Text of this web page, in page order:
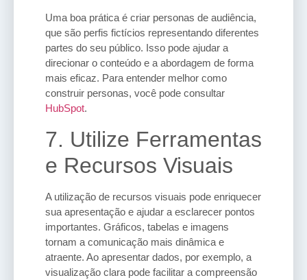
Uma boa prática é criar personas de audiência,
que são perfis fictícios representando diferentes
partes do seu público. Isso pode ajudar a
direcionar o conteúdo e a abordagem de forma
mais eficaz. Para entender melhor como
construir personas, você pode consultar
HubSpot.
7. Utilize Ferramentas
e Recursos Visuais
A utilização de recursos visuais pode enriquecer
sua apresentação e ajudar a esclarecer pontos
importantes. Gráficos, tabelas e imagens
tornam a comunicação mais dinâmica e
atraente. Ao apresentar dados, por exemplo, a
visualização clara pode facilitar a compreensão